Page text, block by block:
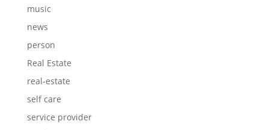
music
news
person
Real Estate
real-estate
self care
service provider